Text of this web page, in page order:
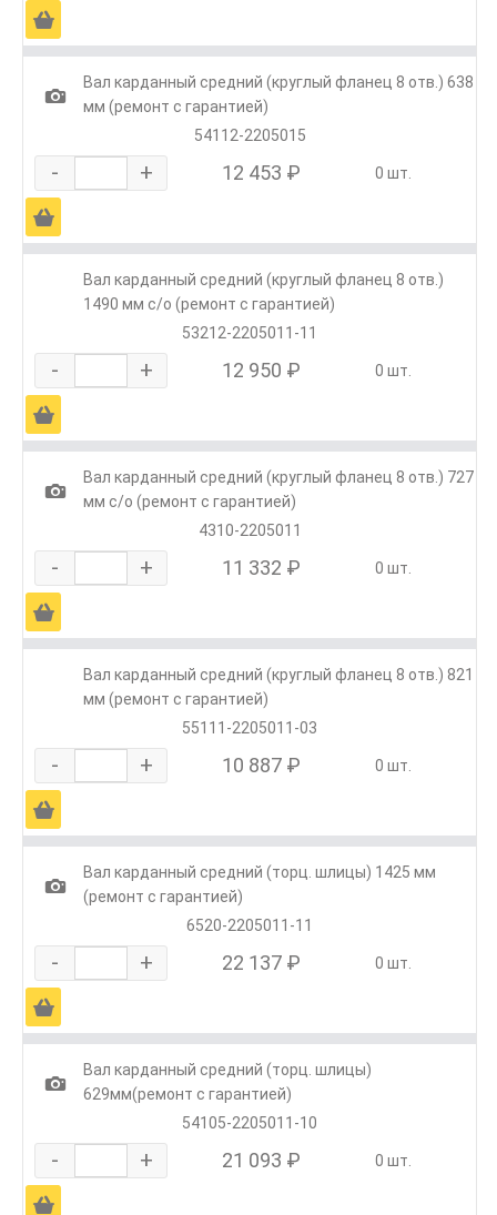
Ä
1
Вал карданный средний (круглый фланец 8 отв.) 638
мм (ремонт с гарантией)
54112-2205015
- + 12 453 ₽ 0 шт.
Ä
Вал карданный средний (круглый фланец 8 отв.)
1490 мм с/о (ремонт с гарантией)
53212-2205011-11
- + 12 950 ₽ 0 шт.
Ä
1
Вал карданный средний (круглый фланец 8 отв.) 727
мм с/о (ремонт с гарантией)
4310-2205011
- + 11 332 ₽ 0 шт.
Ä
Вал карданный средний (круглый фланец 8 отв.) 821
мм (ремонт с гарантией)
55111-2205011-03
- + 10 887 ₽ 0 шт.
Ä
1
Вал карданный средний (торц. шлицы) 1425 мм
(ремонт с гарантией)
6520-2205011-11
- + 22 137 ₽ 0 шт.
Ä
1
Вал карданный средний (торц. шлицы)
629мм(ремонт с гарантией)
54105-2205011-10
- + 21 093 ₽ 0 шт.
Ä